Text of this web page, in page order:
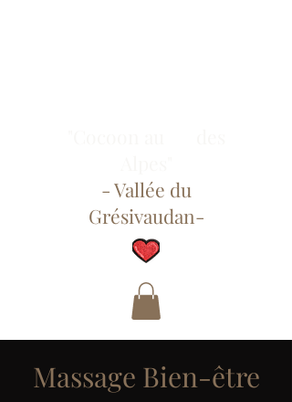
- Vallée du
Grésivaudan-
Massage Bien-être